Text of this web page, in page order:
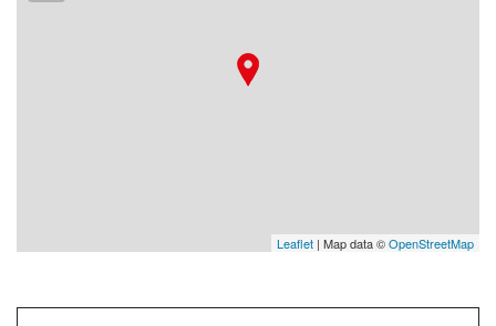
Leaflet | Map data ©OpenStreetMap